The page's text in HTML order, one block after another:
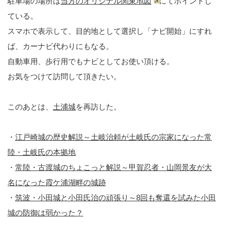
ている。
スマホで表示して、目的地として選択し「ナビ開始」にすれ
ば、カーナビ代わりにもなる。
自動車用、歩行用でもナビとしてお使い頂ける。
お気をつけて訪問して頂きたい。
このあとは、 土浦城を再訪した。
・ 江戸崎城の歴史解説～土岐治頼が土岐氏の宗家になった常
陸・土岐氏の本拠地
・ 常陸・古渡城のちょこっと解説～甲賀忍者・山岡景友が大
名になった霞ケ浦湖畔の城跡
・ 筑波・小田城と小田氏治の頑張り～8回も奪還を試みた小田
城の防御は弱かった？